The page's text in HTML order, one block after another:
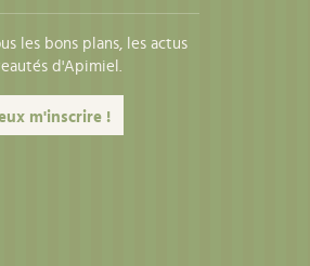
les bons plans, les actus
d'Apimiel.
m'inscrire !